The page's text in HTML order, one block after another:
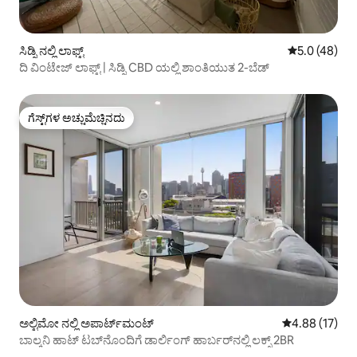
ಸಿಡ್ನಿ ನಲ್ಲಿ ಲಾಫ್ಟ್ 5 ರಲ್ಲಿ 5.0
5.0 (48)
ದಿ ವಿಂಟೇಜ್ ಲಾಫ್ಟ್ | ಸಿಡ್ನಿ CBD ಯಲ್ಲಿ ಶಾಂತಿಯುತ 2-ಬೆಡ್
ಗೆಸ್ಟ್‌ಗಳ ಅಚ್ಚುಮೆಚ್ಚಿನದು
ಗೆಸ್ಟ್‌ಗಳ ಅಚ್ಚುಮೆಚ್ಚಿನದು
ಅಲ್ಟಿಮೋ ನಲ್ಲಿ ಅಪಾರ್ಟ್‌ಮಂಟ್ 5 ರಲ್ಲಿ 4.88
4.88 (17)
ಬಾಲ್ಕನಿ ಹಾಟ್ ಟಬ್‌ನೊಂದಿಗೆ ಡಾರ್ಲಿಂಗ್ ಹಾರ್ಬರ್‌ನಲ್ಲಿ ಲಕ್ಸ್ 2BR